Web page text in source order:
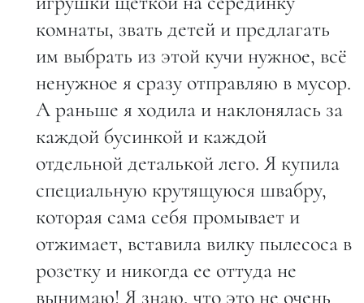
комнаты, звать детей и предлагать
им выбрать из этой кучи нужное, всё
ненужное я сразу отправляю в мусор.
А раньше я ходила и наклонялась за
каждой бусинкой и каждой
отдельной деталькой лего. Я купила
специальную крутящуюся швабру,
которая сама себя промывает и
отжимает, вставила вилку пылесоса в
розетку и никогда ее оттуда не
вынимаю! Я знаю, что это не очень